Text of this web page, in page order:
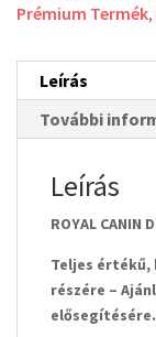
Prémium Termék,
Leírás
További
Leírás
ROYAL CANIN
Teljes
részére –
elősegítésére.